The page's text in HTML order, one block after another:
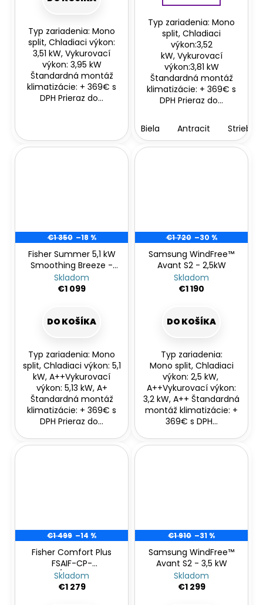
Typ zariadenia: Mono
split, Chladiaci výkon:
3,51 kW, Vykurovací
výkon: 3,95 kW
Štandardná montáž
klimatizácie: + 369€ s
DPH Prieraz do...
Typ zariadenia: Mono
split, Chladiaci
výkon:3,52
kW, Vykurovací
výkon:3,81 kW
Štandardná montáž
klimatizácie: + 369€ s
DPH Prieraz do...
Biela Antracit
€1 350 –18 %
Fisher Summer 5,1 kW
Smoothing Breeze -
bezprievanová
Skladom
€1 099
DO KOŠÍKA
Typ zariadenia: Mono
split, Chladiaci výkon: 5,1
kW, A++Vykurovací
výkon: 5,13 kW, A+
Štandardná montáž
klimatizácie: + 369€ s
DPH Prieraz do...
€1 720 –30 %
Samsung WindFree™
Avant S2 - 2,5kW
Skladom
€1 190
DO KOŠÍKA
Typ zariadenia:
Mono split, Chladiaci
výkon: 2,5 kW,
A++Vykurovací výkon:
3,2 kW, A++ Štandardná
montáž klimatizácie: +
369€ s DPH...
€1 499 –14 %
Fisher Comfort Plus
FSAIF-CP-
181AE3/FSOAIF-CP-
181AE3
Skladom
€1 279
€1 910 –31 %
Samsung WindFree™
Avant S2 - 3,5 kW
Skladom
€1 299